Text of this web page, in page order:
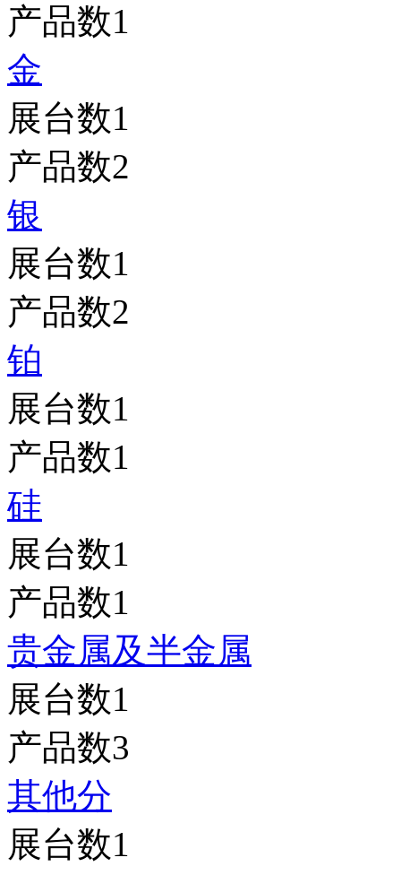
产品数1
金
展台数1
产品数2
银
展台数1
产品数2
铂
展台数1
产品数1
硅
展台数1
产品数1
贵金属及半金属
展台数1
产品数3
其他分
展台数1